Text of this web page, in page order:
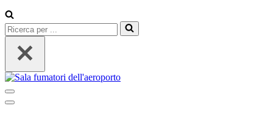
Ricerca
per
Menu
di
Menu